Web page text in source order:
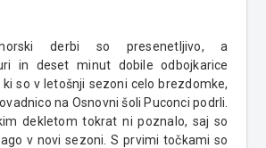
derbi so presenetljivo, a
in deset minut dobile odbojkarice
ki so v letošnji sezoni celo brezdomke,
na Osnovni šoli Puconci podrli.
dekletom tokrat ni poznalo, saj so
v novi sezoni. S prvimi točkami so